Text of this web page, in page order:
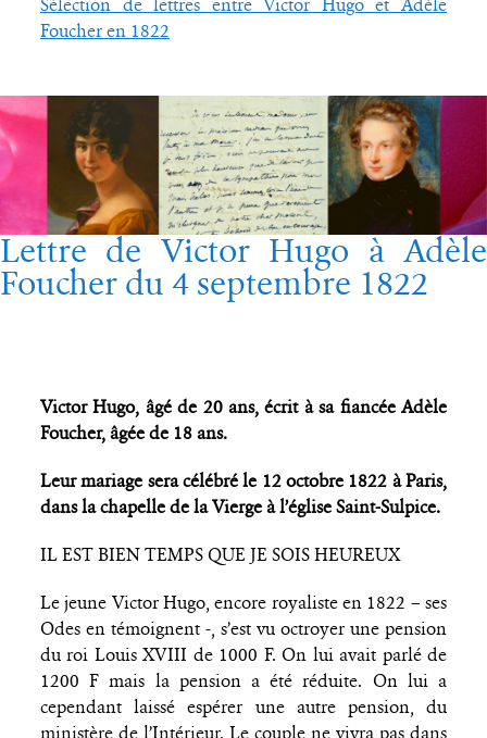
Sélection de lettres entre Victor Hugo et Adèle
Foucher en 1822
Lettre de Victor Hugo à Adèle
Foucher du 4 septembre 1822
Victor Hugo, âgé de 20 ans, écrit à sa fiancée Adèle
Foucher, âgée de 18 ans.
Leur mariage sera célébré le 12 octobre 1822 à Paris,
dans la chapelle de la Vierge à l’église Saint-Sulpice.
IL EST BIEN TEMPS QUE JE SOIS HEUREUX
Le jeune Victor Hugo, encore royaliste en 1822 – ses
Odes en témoignent -, s’est vu octroyer une pension
du roi Louis XVIII de 1000 F. On lui avait parlé de
1200 F mais la pension a été réduite. On lui a
cependant laissé espérer une autre pension, du
ministère de l’Intérieur. Le couple ne vivra pas dans